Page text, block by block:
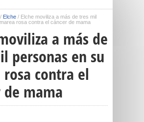
/ Elche / Elche moviliza a más de tres mil
rosa contra el cáncer de mama
a más de
personas en su
contra el
de mama